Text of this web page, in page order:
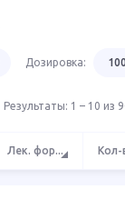
Дозировка:
Результаты: 1 – 10 из
Лек. фор... Кол-